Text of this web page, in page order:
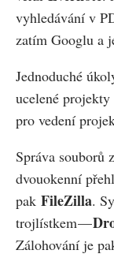
vyhledávání v
zatím Googlu a
Jednoduché
ucelené
pro vedení
Správa souborů
dvouokenní
pak FileZilla.
trojlístkem —
Zálohování je